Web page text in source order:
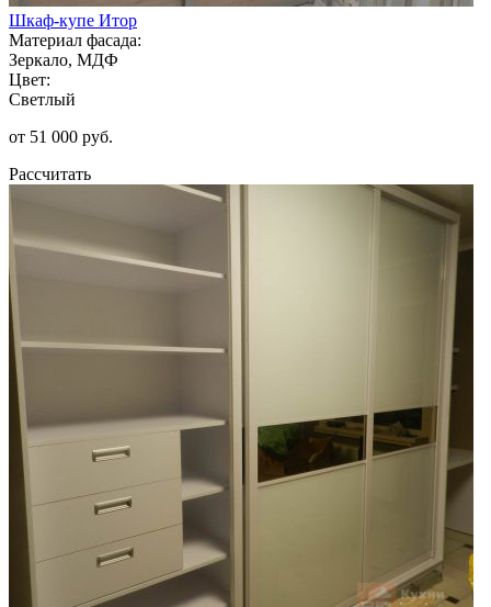
Шкаф-купе Итор
Материал фасада:
Зеркало, МДФ
Цвет:
Светлый
от 51 000 руб.
Рассчитать